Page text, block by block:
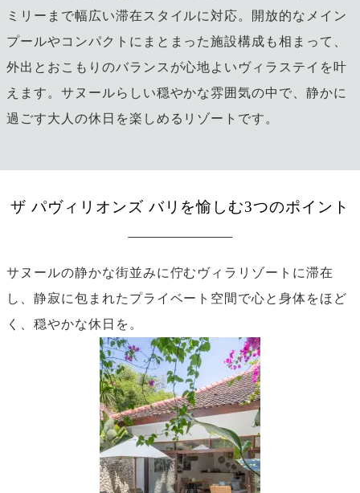
ミリーまで幅広い滞在スタイルに対応。開放的なメイン
プールやコンパクトにまとまった施設構成も相まって、
外出とおこもりのバランスが心地よいヴィラステイを叶
えます。サヌールらしい穏やかな雰囲気の中で、静かに
過ごす大人の休日を楽しめるリゾートです。
ザ パヴィリオンズ バリを愉しむ3つのポイント
サヌールの静かな街並みに佇むヴィラリゾートに滞在
し、静寂に包まれたプライベート空間で心と身体をほど
く、穏やかな休日を。